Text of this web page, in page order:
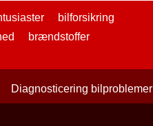
bilforsikring
brændstoffer
Diagnosticering bilproblemer